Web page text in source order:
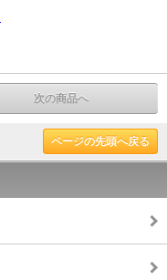
次の商品へ
ページの先頭へ戻る